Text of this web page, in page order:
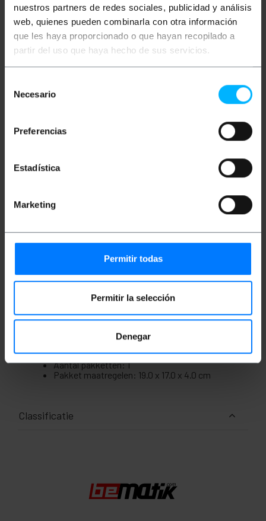
nuestros partners de redes sociales, publicidad y análisis
web, quienes pueden combinarla con otra información
que les haya proporcionado o que hayan recopilado a
partir del uso que haya hecho de sus servicios.
Necesario
Preferencias
Estadística
Marketing
Permitir todas
Permitir la selección
Denegar
Afgeschermde S-VHS-videokabel van 20 m, ideaal
voor het aansluiten van videoapparaten in
professionele en huishoudelijke toepassingen, en
biedt superieure beeldkwaliteit dankzij de MiniDIN4-
Male en MiniDIN4-Female connectoren. De lengte
van 20 m maakt hem perfect voor gebruik in
interferentie en zorgt zo voor een hoogwaardige
Specificaties
uiteinde
Ideaal voor het aansluiten van
Geavanceerde technologie
Maten en gewichten
Bruto gewicht: 620 g
Productafmetingen (breedte x diepte x
hoogte): 19.0 x 17.0 x 4.0 cm
Aantal pakketten: 1
Pakket maatregelen: 19.0 x 17.0 x 4.0 cm
Classificatie